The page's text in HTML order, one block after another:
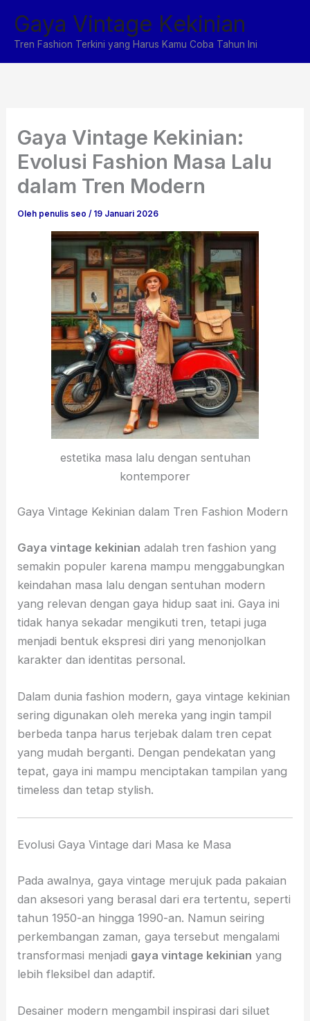
konten
Gaya Vintage Kekinian
Tren Fashion Terkini yang Harus Kamu Coba Tahun Ini
Gaya Vintage Kekinian:
Evolusi Fashion Masa Lalu
dalam Tren Modern
Oleh penulis seo/ 19 Januari 2026
estetika masa lalu dengan sentuhan
kontemporer
Gaya Vintage Kekinian dalam Tren Fashion Modern
Gaya vintage kekinian adalah tren fashion yang
semakin populer karena mampu menggabungkan
keindahan masa lalu dengan sentuhan modern
yang relevan dengan gaya hidup saat ini. Gaya ini
tidak hanya sekadar mengikuti tren, tetapi juga
menjadi bentuk ekspresi diri yang menonjolkan
karakter dan identitas personal.
Dalam dunia fashion modern, gaya vintage kekinian
sering digunakan oleh mereka yang ingin tampil
berbeda tanpa harus terjebak dalam tren cepat
yang mudah berganti. Dengan pendekatan yang
tepat, gaya ini mampu menciptakan tampilan yang
timeless dan tetap stylish.
Evolusi Gaya Vintage dari Masa ke Masa
Pada awalnya, gaya vintage merujuk pada pakaian
dan aksesori yang berasal dari era tertentu, seperti
tahun 1950-an hingga 1990-an. Namun seiring
perkembangan zaman, gaya tersebut mengalami
transformasi menjadi gaya vintage kekinian yang
lebih fleksibel dan adaptif.
Desainer modern mengambil inspirasi dari siluet